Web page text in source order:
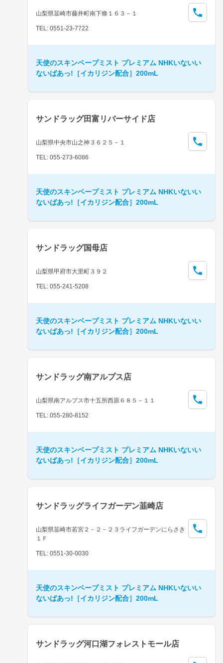
山梨県韮崎市藤井町南下條１６３－１
TEL: 0551-23-7722
天使のスキンベープミスト プレミアム NHKいないい
ないばあっ!［イカリジン配合］200mL
サンドラッグ田富リバーサイド店
山梨県中央市山之神３６２５－１
TEL: 055-273-6086
天使のスキンベープミスト プレミアム NHKいないい
ないばあっ!［イカリジン配合］200mL
サンドラッグ国母店
山梨県甲府市大里町３９２
TEL: 055-241-5208
天使のスキンベープミスト プレミアム NHKいないい
ないばあっ!［イカリジン配合］200mL
サンドラッグ南アルプス店
山梨県南アルプス市十五所西原６８５－１１
TEL: 055-280-8152
天使のスキンベープミスト プレミアム NHKいないい
ないばあっ!［イカリジン配合］200mL
サンドラッグライフガーデン韮崎店
山梨県韮崎市若宮２－２－２３ライフガーデンにらさき
１Ｆ
TEL: 0551-30-0030
天使のスキンベープミスト プレミアム NHKいないい
ないばあっ!［イカリジン配合］200mL
サンドラッグ河口湖フォレストモール店